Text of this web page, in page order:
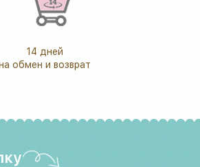
14 дней
обмен и возврат